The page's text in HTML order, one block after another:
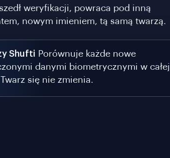
weryfikacji, powraca pod inną
nowym imieniem, tą samą twarzą.
Shufti Porównuje każde nowe
danymi biometrycznymi w całej
się nie zmienia.